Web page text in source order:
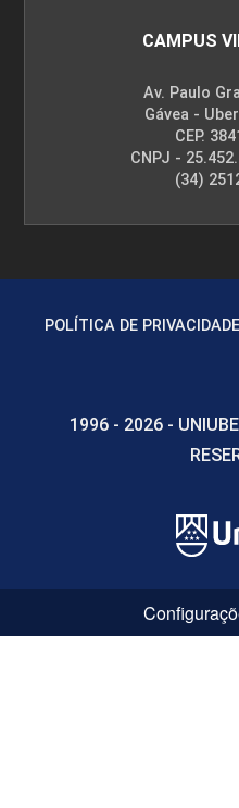
CAMPUS
Av. Paulo
Gávea -
CEP.
CNPJ -
(34)
POLÍTICA DE PRIVACIDADE
1996 - 2026 -